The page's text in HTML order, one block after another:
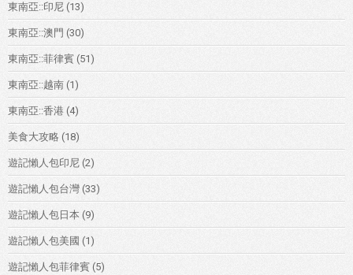
東南亞::印尼 (13)
東南亞::澳門 (30)
東南亞::菲律賓 (51)
東南亞::越南 (1)
東南亞::香港 (4)
美食大攻略 (18)
遊記懶人包印尼 (2)
遊記懶人包台灣 (33)
遊記懶人包日本 (9)
遊記懶人包美國 (1)
遊記懶人包菲律賓 (5)